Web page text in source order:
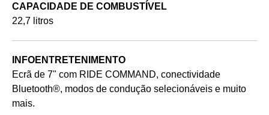
CAPACIDADE DE COMBUSTÍVEL
22,7 litros
INFOENTRETENIMENTO
Ecrã de 7" com RIDE COMMAND, conectividade
Bluetooth®, modos de condução selecionáveis e muito
mais.